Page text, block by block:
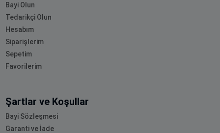
Bayi Olun
Tedarikçi Olun
Hesabım
Siparişlerim
Sepetim
Favorilerim
Şartlar ve Koşullar
Bayi Sözleşmesi
Garanti ve İade